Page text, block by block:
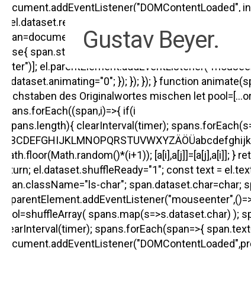
if(el.dataset.ready) return; el.dataset.ready="1";
span=document.createElement("span");
}else{ span.style.width=".62em"; }
letter")];
el.dataset.animating="0"; }); }); }); } function
Buchstaben des Originalwortes mischen let
spans.forEach((span,i)=>{ if(i
=spans.length){ clearInterval(timer);
Math.floor(Math.random()*(i+1)); [a[i],a[j]]=[a[j],a[i]];
return; el.dataset.shuffleReady="1"; const text =
span.className="ls-char";
pool=shuffleArray( spans.map(s=>s.dataset.char) );
clearInterval(timer); spans.forEach(span=>{
Skip
main
content
Hit enter to search or ESC to close
Gustav Beyer.